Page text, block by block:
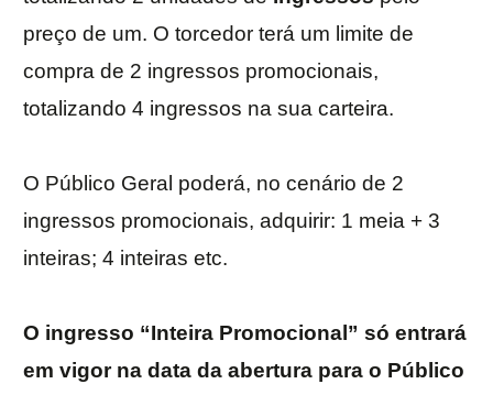
preço de um. O torcedor terá um limite de
compra de 2 ingressos promocionais,
totalizando 4 ingressos na sua carteira.
O Público Geral poderá, no cenário de 2
ingressos promocionais, adquirir: 1 meia + 3
inteiras; 4 inteiras etc.
O ingresso “Inteira Promocional” só entrará
em vigor na data da abertura para o Público